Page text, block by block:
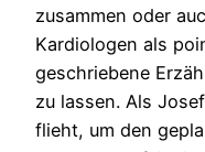
zusammen oder
Kardiologen als
geschriebene
zu lassen. Als
flieht, um den